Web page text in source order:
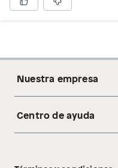
Nuestra empresa
Acerca de nosotros
Centro de ayuda